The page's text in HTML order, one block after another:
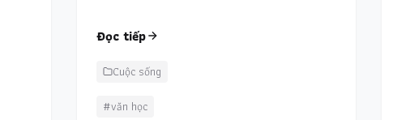
Đọc tiếp
Cuộc sống
#văn học